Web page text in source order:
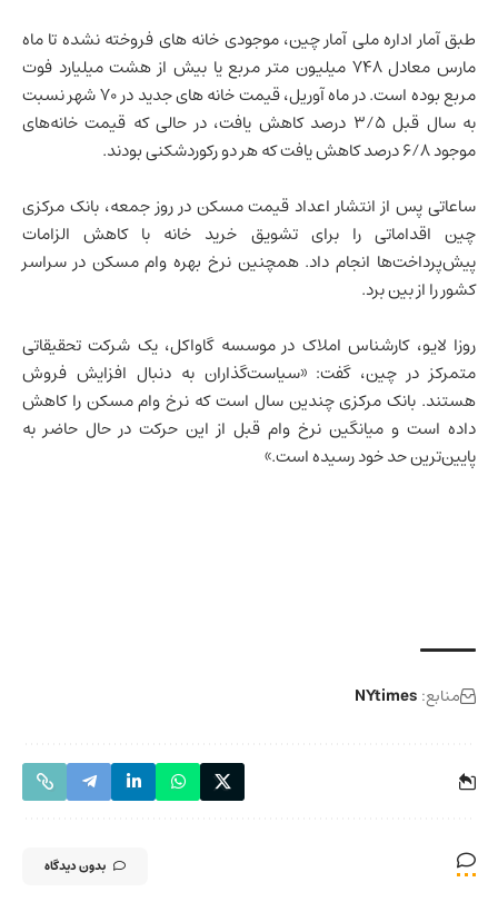
طبق آمار اداره ملی آمار چین، موجودی خانه های فروخته نشده تا ماه
مارس معادل 748 میلیون متر مربع یا بیش از هشت میلیارد فوت
مربع بوده است. در ماه آوریل، قیمت خانه های جدید در 70 شهر نسبت
به سال قبل 3/5 درصد کاهش یافت، در حالی که قیمت خانه‌های
موجود 6/8 درصد کاهش یافت که هر دو رکوردشکنی بودند.
ساعاتی پس از انتشار اعداد قیمت مسکن در روز جمعه، بانک مرکزی
چین اقداماتی را برای تشویق خرید خانه با کاهش الزامات
پیش‌پرداخت‌ها انجام داد. همچنین نرخ بهره وام مسکن در سراسر
کشور را از بین برد.
روزا لایو، کارشناس املاک در موسسه گاواکل، یک شرکت تحقیقاتی
متمرکز در چین، گفت: «سیاست‌گذاران به دنبال افزایش فروش
هستند. بانک مرکزی چندین سال است که نرخ وام مسکن را کاهش
داده است و میانگین نرخ وام قبل از این حرکت در حال حاضر به
پایین‌ترین حد خود رسیده است.»
منابع: NYtimes
بدون دیدگاه